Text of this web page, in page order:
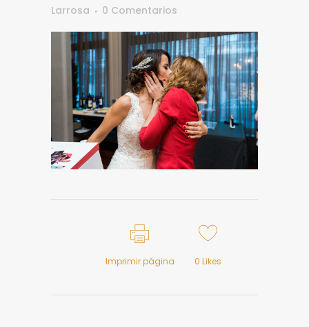
Larrosa
0 Comentarios
Imprimir página 0 Likes